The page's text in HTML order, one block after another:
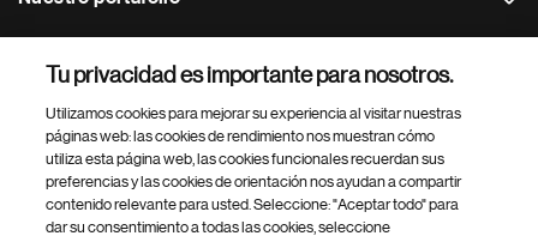
Footer Site Search
Tu privacidad es importante para nosotros.
Utilizamos cookies para mejorar su experiencia al visitar nuestras
páginas web: las cookies de rendimiento nos muestran cómo
utiliza esta página web, las cookies funcionales recuerdan sus
preferencias y las cookies de orientación nos ayudan a compartir
contenido relevante para usted. Seleccione: "Aceptar todo" para
dar su consentimiento a todas las cookies, seleccione